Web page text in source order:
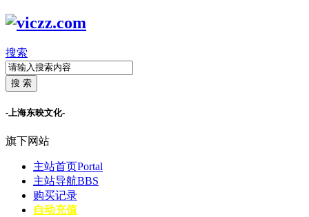
搜索
搜 索
-上海东映文化-
旗下网站
主站首页Portal
主站导航BBS
购买记录
自动充值